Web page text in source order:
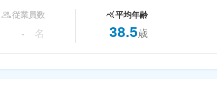
従業員数
- 名
平均年齢
38.5歳